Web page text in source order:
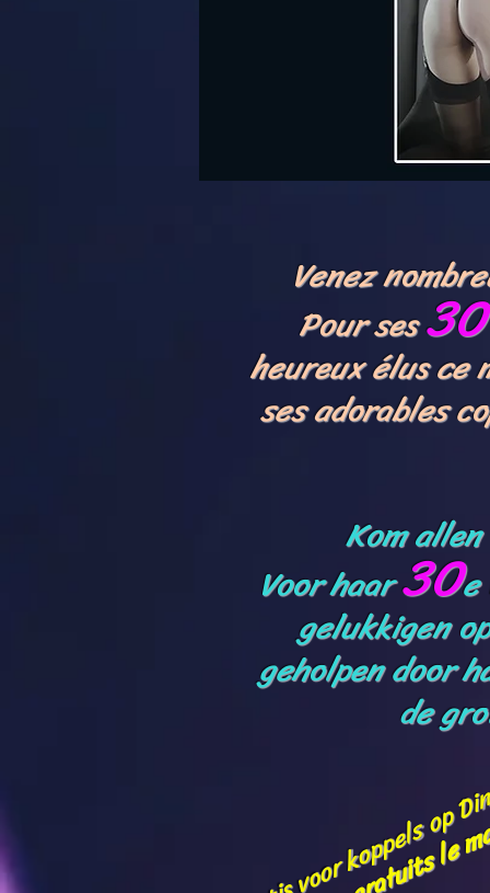
Venez
Pour ses30
heureux élus ce
ses adorables
Kom
Voor haar30
gelukkigen
geholpen door
de
Gratis voor koppels